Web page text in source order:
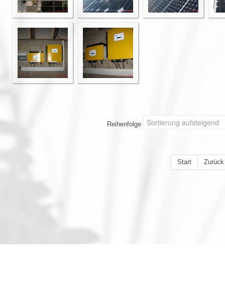
Reihenfolge
Start Zurück